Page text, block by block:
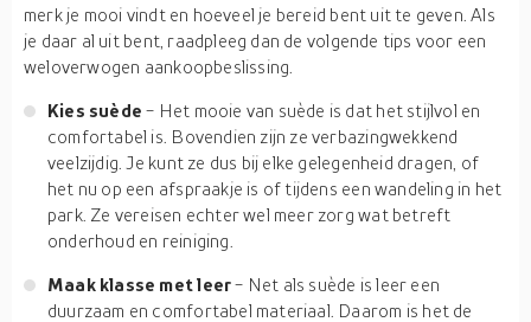
merk je mooi vindt en hoeveel je bereid bent uit te geven. Als
je daar al uit bent, raadpleeg dan de volgende tips voor een
weloverwogen aankoopbeslissing.
Kies suède- Het mooie van suède is dat het stijlvol en
comfortabel is. Bovendien zijn ze verbazingwekkend
veelzijdig. Je kunt ze dus bij elke gelegenheid dragen, of
het nu op een afspraakje is of tijdens een wandeling in het
park. Ze vereisen echter wel meer zorg wat betreft
onderhoud en reiniging.
Maak klasse met leer- Net als suède is leer een
duurzaam en comfortabel materiaal. Daarom is het de